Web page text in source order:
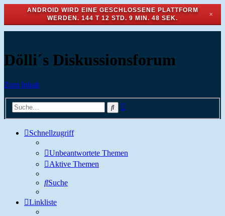
ANDROID WIRD EINE GESCHLOSSENE PLATTFORM
WERDEN. 144 T 12 STD. 9 MIN. 48 SEK.
✕
Dölli´s Diskussionsforum
Zum Inhalt
Suche
Schnellzugriff
Unbeantwortete Themen
Aktive Themen
Suche
Linkliste